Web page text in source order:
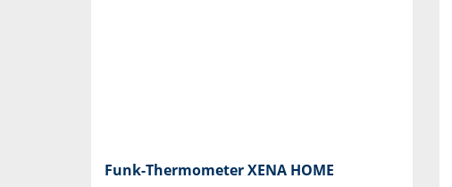
Funk-Thermometer XENA HOME